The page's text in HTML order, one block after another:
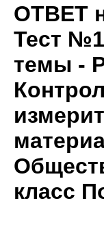
ОТВЕТ
Тест
темы -
класс